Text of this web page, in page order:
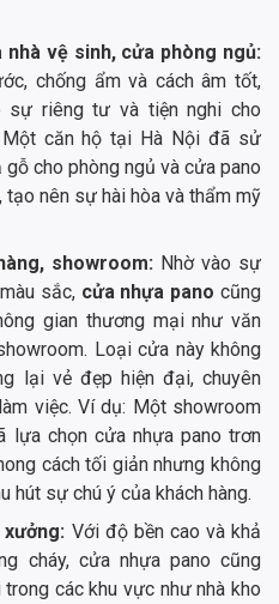
vệ sinh, cửa phòng ngủ:
chống ẩm và cách âm tốt,
sự riêng tư và tiện nghi cho
căn hộ tại Hà Nội đã sử
cho phòng ngủ và cửa pano
tạo nên sự hài hòa và thẩm mỹ
showroom: Nhờ vào sự
sắc, cửa nhựa pano cũng
gian thương mại như văn
Loại cửa này không
lại vẻ đẹp hiện đại, chuyên
việc. Ví dụ: Một showroom
chọn cửa nhựa pano trơn
cách tối giản nhưng không
hút sự chú ý của khách hàng.
Với độ bền cao và khả
cháy, cửa nhựa pano cũng
các khu vực như nhà kho